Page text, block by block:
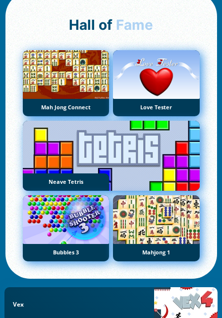
Hall of Fame
Mah Jong Connect Love Tester
Neave Tetris
Bubbles 3 Mahjong 1
Vex